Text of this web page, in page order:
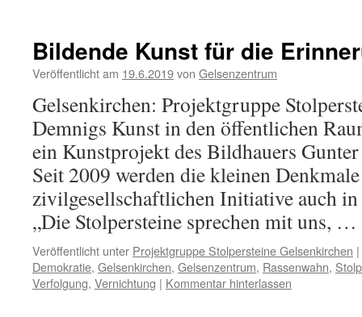
Bildende Kunst für die
Veröffentlicht am 19.6.2019von Gelsenzentrum
Gelsenkirchen: Projektgruppe
Demnigs Kunst in den öffentlichen
ein Kunstprojekt des Bildhauers
Seit 2009 werden die kleinen
zivilgesellschaftlichen Initiative auch
„Die Stolpersteine sprechen mit uns, …
Veröffentlicht unter Projektgruppe Stolpersteine Gelsenkirchen |
Demokratie, Gelsenkirchen, Gelsenzentrum, Rassenwahn,
Verfolgung, Vernichtung | Kommentar hinterlassen